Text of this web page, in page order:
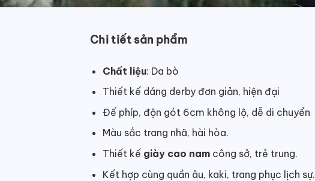
Chi tiết sản phẩm
Chất liệu: Da bò
Thiết kế dáng derby đơn giản, hiện đại
Đế phíp, độn gót 6cm không lộ, dễ di chuyển
Màu sắc trang nhã, hài hòa.
Thiết kế giày cao namcông sở, trẻ trung.
Kết hợp cùng quần âu, kaki, trang phục lịch sự.